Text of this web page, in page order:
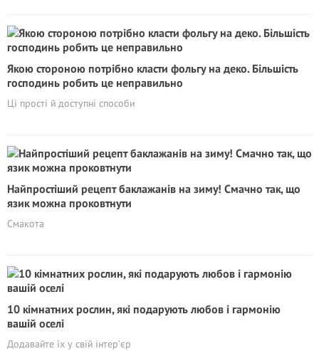
Якою стороною потрібно класти фольгу на деко. Більшість
господинь робить це неправильно
Ці прості й доступні способи
Найпростіший рецепт баклажанів на зиму! Смачно так, що
язик можна проковтнути
Смакота
10 кімнатних рослин, які подарують любов і гармонію
вашій оселі
Додавайте їх у свій інтер’єр